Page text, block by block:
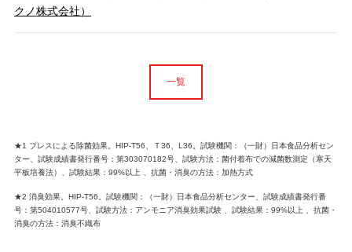
クノ株式会社）
一覧
★1 プレスによる除菌効果。HIP-T56、Ｔ36、L36。試験機関：（一財）日本食品分析セン
ター、試験成績書発行番号：第303070182号、試験方法：菌付着布での減菌数測定（寒天
平板培養法）、試験結果：99%以上 、抗菌・消臭の方法：加熱方式
★2 消臭効果。HIP-T56。試験機関：（一財）日本食品分析センター、試験成績書発行番
号：第504010577号、試験方法：アンモニア消臭効果試験 、試験結果：99%以上 、抗菌・
消臭の方法：消臭不織布